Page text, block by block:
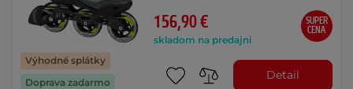
Výhodné splátky
Doprava zadarmo
156,90 €
skladom na predajni
SUPER
CENA
Detail